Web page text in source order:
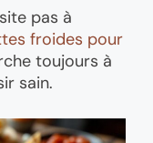
pas à
froides pour
toujours à
sain.